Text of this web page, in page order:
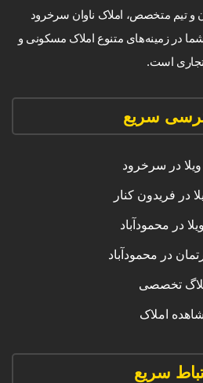
و تیم متخصص، املاک ناوان سرخرود
شما در زمینه‌های متنوع املاک مسکونی و
است.
سریع
در سرخرود
در فریدون کنار
در محمودآباد
در محمودآباد
تخصصی
املاک
سریع